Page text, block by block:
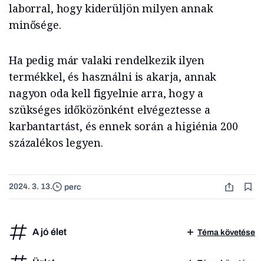
laborral, hogy kiderüljön milyen annak
minősége.
Ha pedig már valaki rendelkezik ilyen
termékkel, és használni is akarja, annak
nagyon oda kell figyelnie arra, hogy a
szükséges időközönként elvégeztesse a
karbantartást, és ennek során a higiénia 200
százalékos legyen.
2024. 3. 13. perc
A jó élet Téma követése